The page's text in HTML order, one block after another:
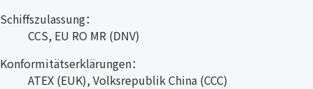
Schiffszulassung：
CCS, EU RO MR (DNV)
Konformitätserklärungen：
ATEX (EUK), Volksrepublik China (CCC)